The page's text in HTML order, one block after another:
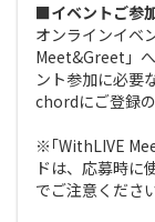
■イベントご参
オンラインイベ
Meet&Greet」
ント参加に必要
chordにご登録
※｢WithLIVE
ドは、応募時に
でご注意ください